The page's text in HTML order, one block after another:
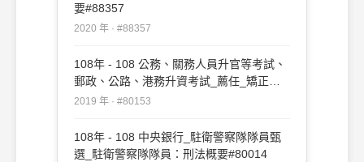
要#88357
2020 年 · #88357
108年 - 108 公務、關務人員升官等考試、
郵政、公路、港務升資考試_薦任_矯正、
法制：刑法#80153
2019 年 · #80153
108年 - 108 中央銀行_駐衛警察隊隊員甄
選_駐衛警察隊隊員：刑法概要#80014